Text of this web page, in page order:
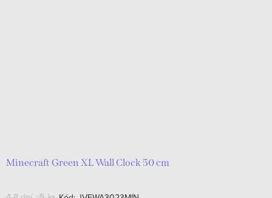
Minecraft Green XL Wall Clock 50 cm